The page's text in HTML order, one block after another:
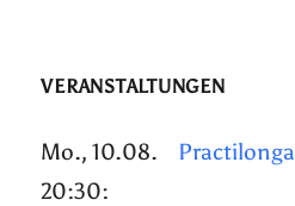
VERANSTALTUNGEN
Mo., 10.08.
20:30:
Practilonga